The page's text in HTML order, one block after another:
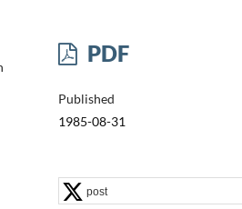
PDF
Published
1985-08-31
post